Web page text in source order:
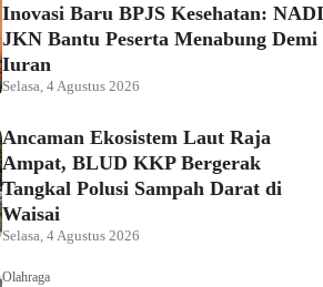
Inovasi Baru BPJS Kesehatan: NADI
JKN Bantu Peserta Menabung Demi
Iuran
Selasa, 4 Agustus 2026
Ancaman Ekosistem Laut Raja
Ampat, BLUD KKP Bergerak
Tangkal Polusi Sampah Darat di
Waisai
Selasa, 4 Agustus 2026
Olahraga